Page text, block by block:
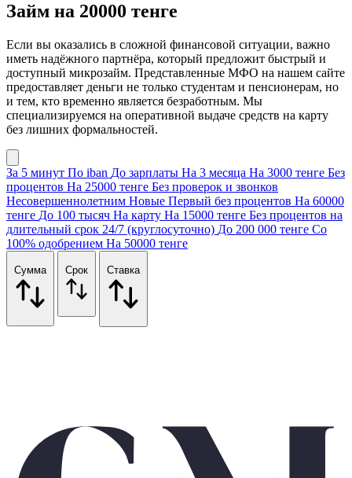
Займ на 20000 тенге
Если вы оказались в сложной финансовой ситуации, важно
иметь надёжного партнёра, который предложит быстрый и
доступный микрозайм. Представленные МФО на нашем сайте
предоставляет деньги не только студентам и пенсионерам, но
и тем, кто временно является безработным. Мы
специализируемся на оперативной выдаче средств на карту
без лишних формальностей.
За 5 минут По iban До зарплаты На 3 месяца На 3000 тенге Без
процентов На 25000 тенге Без проверок и звонков
Несовершеннолетним Новые Первый без процентов На 60000
тенге До 100 тысяч На карту На 15000 тенге Без процентов на
длительный срок 24/7 (круглосуточно) До 200 000 тенге Со
100% одобрением На 50000 тенге
Сумма Срок Ставка